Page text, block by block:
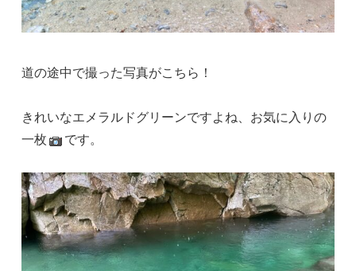
道の途中で撮った写真がこちら！
きれいなエメラルドグリーンですよね、お気に入りの
一枚
です。